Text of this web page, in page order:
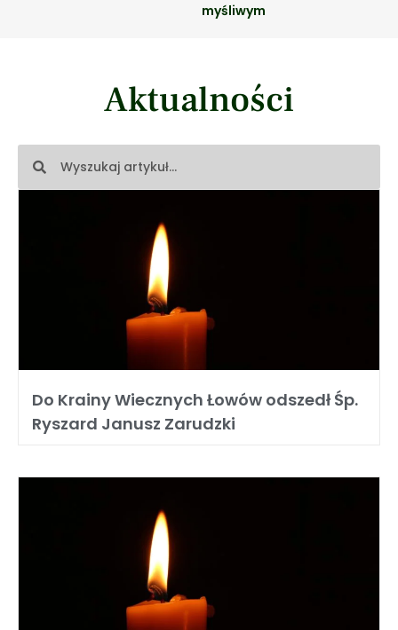
myśliwym
Aktualności
Do Krainy Wiecznych Łowów odszedł Śp.
Ryszard Janusz Zarudzki